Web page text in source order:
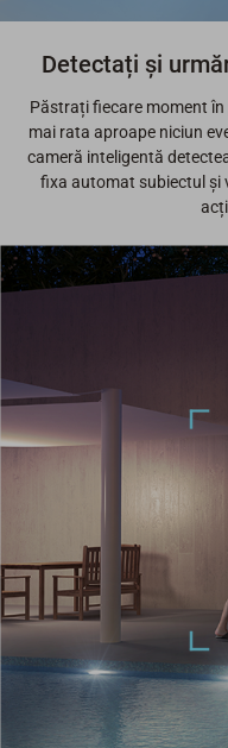
Detectați și
Păstrați fiecare moment în
mai rata aproape niciun
cameră inteligentă
fixa automat subiectul și